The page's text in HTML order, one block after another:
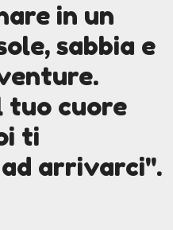
in un
sabbia e
tuo cuore
ti
arrivarci".